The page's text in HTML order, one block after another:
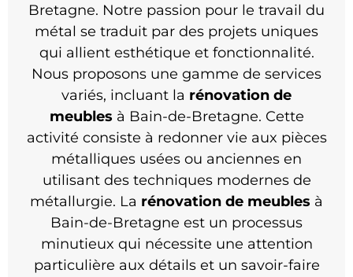
Bretagne. Notre passion pour le travail du
métal se traduit par des projets uniques
qui allient esthétique et fonctionnalité.
Nous proposons une gamme de services
variés, incluant la rénovation de
meubles à Bain-de-Bretagne. Cette
activité consiste à redonner vie aux pièces
métalliques usées ou anciennes en
utilisant des techniques modernes de
métallurgie. La rénovation de meubles à
Bain-de-Bretagne est un processus
minutieux qui nécessite une attention
particulière aux détails et un savoir-faire